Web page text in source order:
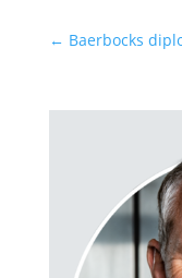
← Baerbocks